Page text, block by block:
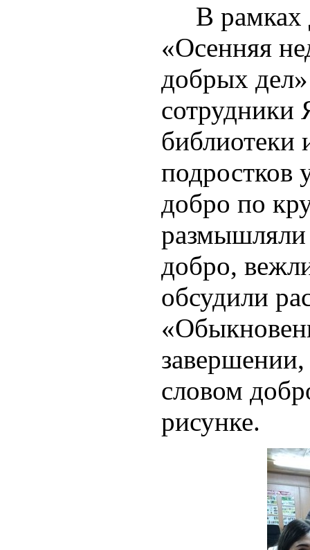
В рамках
«Осенняя
добрых
сотрудники
библиотеки
подростков
добро по
размышляли
добро,
обсудили
словом
рисунке.